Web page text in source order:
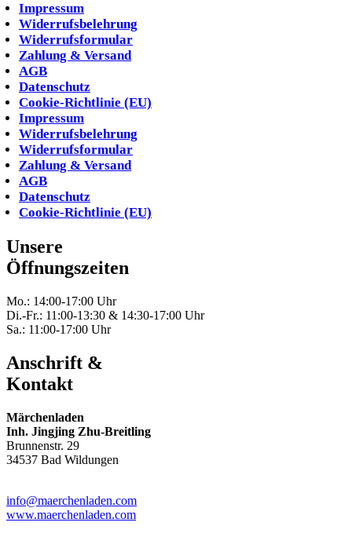
Impressum
Widerrufsbelehrung
Widerrufsformular
Zahlung & Versand
AGB
Datenschutz
Cookie-Richtlinie (EU)
Impressum
Widerrufsbelehrung
Widerrufsformular
Zahlung & Versand
AGB
Datenschutz
Cookie-Richtlinie (EU)
Unsere
Öffnungszeiten
Mo.: 14:00-17:00 Uhr
Di.-Fr.: 11:00-13:30 & 14:30-17:00 Uhr
Sa.: 11:00-17:00 Uhr
Anschrift &
Kontakt
Märchenladen
Inh. Jingjing Zhu-Breitling
Brunnenstr. 29
34537 Bad Wildungen
info@maerchenladen.com
www.maerchenladen.com